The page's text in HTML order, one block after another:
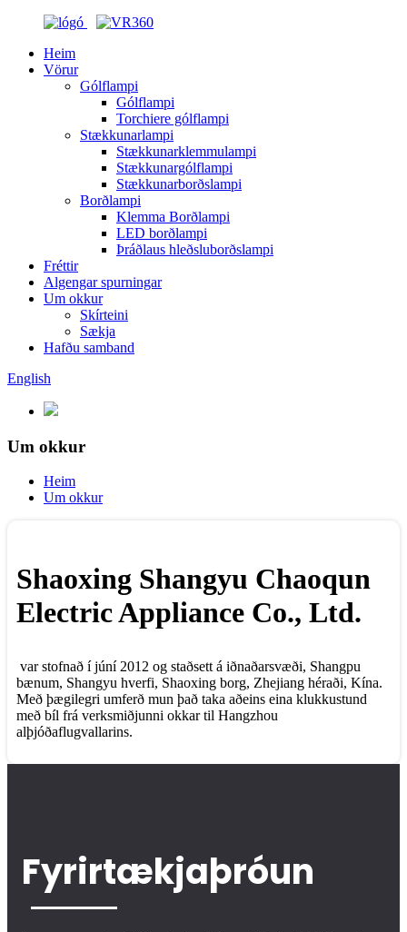
Heim
Vörur
Gólflampi
Gólflampi
Torchiere gólflampi
Stækkunarlampi
Stækkunarklemmulampi
Stækkunargólflampi
Stækkunarborðslampi
Borðlampi
Klemma Borðlampi
LED borðlampi
Þráðlaus hleðsluborðslampi
Fréttir
Algengar spurningar
Um okkur
Skírteini
Sækja
Hafðu samband
English
Um okkur
Heim
Um okkur
Shaoxing Shangyu Chaoqun
Electric Appliance Co., Ltd.
var stofnað í júní 2012 og staðsett á iðnaðarsvæði, Shangpu
bænum, Shangyu hverfi, Shaoxing borg, Zhejiang héraði, Kína.
Með þægilegri umferð mun það taka aðeins eina klukkustund
með bíl frá verksmiðjunni okkar til Hangzhou
alþjóðaflugvallarins.
Fyrirtækjaþróun